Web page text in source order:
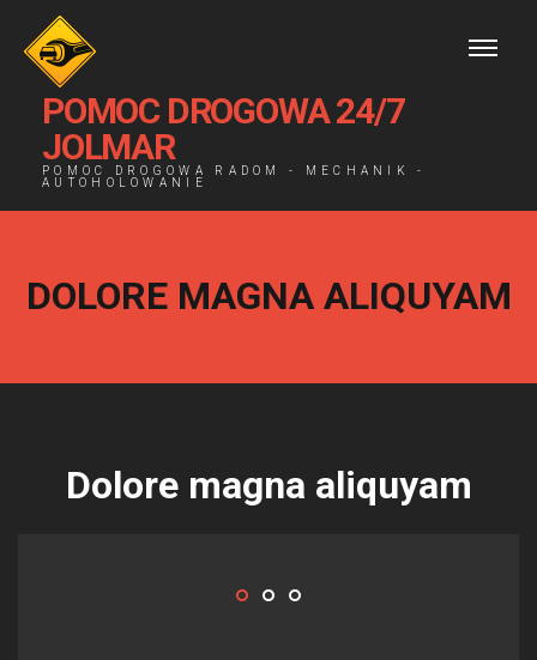
POMOC DROGOWA 24/7
JOLMAR
POMOC DROGOWA RADOM - MECHANIK -
AUTOHOLOWANIE
DOLORE MAGNA ALIQUYAM
Dolore magna aliquyam